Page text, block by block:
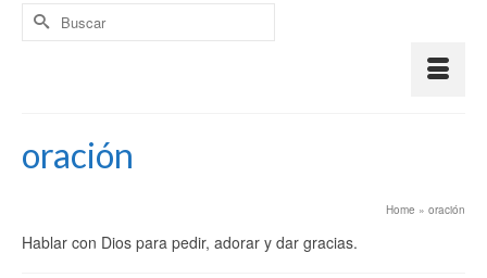
Buscar
por:
oración
Home » oración
Hablar con Dios para pedir, adorar y dar gracias.